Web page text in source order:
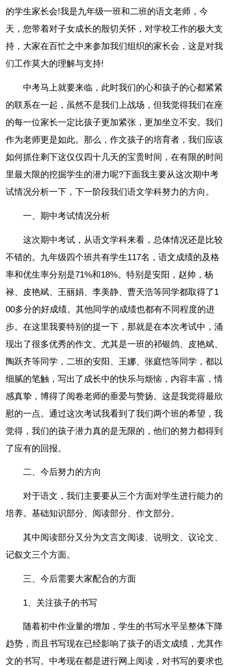
的学生家长会!我是九年级一班和二班的语文老师，今
天，您带着对子女成长的殷切关怀，对学校工作的极大支
持，大家在百忙之中来参加我们组织的家长会，这是对我
们工作莫大的理解与支持!
中考马上就要来临，此时我们的心和孩子的心都紧紧
的联系在一起，虽然不是我们上战场，但我觉得我们在座
的每一位家长一定比孩子更加紧张，更加坐立不安。我们
作为老师更是如此。那么，作文孩子的培育者，我们应该
如何抓住剩下这仅仅四十几天的宝贵时间，在有限的时间
里最大限的挖掘学生的潜力呢?下面我主要从这次期中考
试情况分析一下，下一阶段我们语文学科努力的方向。
一、期中考试情况分析
这次期中考试，从语文学科来看，总体情况还是比较
不错的。九年级四个班共有学生117名，语文成绩的及格
率和优生率分别是71%和18%。特别是安阳，赵帅，杨
禄、皮艳斌、王丽娟、李美静、曹天浩等同学都取得了1
00多分的好成绩。其他同学的成绩也都有不同程度的进
步。在这里我要特别的提一下，那就是在本次考试中，涌
现出了很多优秀的作文。尤其是一班的祁银鸽、皮艳斌、
陶跃齐等同学，二班的安阳、王娜、张庭恺等同学，都以
细腻的笔触，写出了成长中的快乐与烦恼，内容丰富，情
感真挚，博得了阅卷老师的垂爱与赞扬。这是我觉得最欣
慰的一点。通过这次考试我看到了我们两个班的希望，我
觉得，我们的孩子潜力真的是无限的，他们的努力都得到
了应有的回报。
二、今后努力的方向
对于语文，我们主要要从三个方面对学生进行能力的
培养。基础知识部分、阅读部分、作文部分。
其中阅读部分又分为文言文阅读、说明文、议论文、
记叙文三个方面。
三、今后需要大家配合的方面
1、关注孩子的书写
随着初中作业量的增加，学生的书写水平呈整体下降
趋势，而且书写现在已经影响了孩子的语文成绩，尤其作
文的书写。中考现在都是进行网上阅读，对书写的要求也